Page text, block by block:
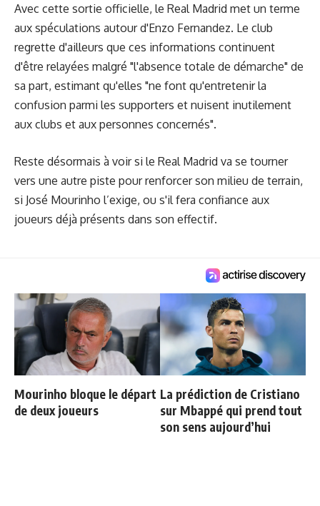
Avec cette sortie officielle, le Real Madrid met un terme
aux spéculations autour d'Enzo Fernandez. Le club
regrette d'ailleurs que ces informations continuent
d'être relayées malgré "l'absence totale de démarche" de
sa part, estimant qu'elles "ne font qu'entretenir la
confusion parmi les supporters et nuisent inutilement
aux clubs et aux personnes concernés".
Reste désormais à voir si le Real Madrid va se tourner
vers une autre piste pour renforcer son milieu de terrain,
si José Mourinho l’exige, ou s'il fera confiance aux
joueurs déjà présents dans son effectif.
Mourinho bloque le départ
de deux joueurs
La prédiction de Cristiano
sur Mbappé qui prend tout
son sens aujourd’hui